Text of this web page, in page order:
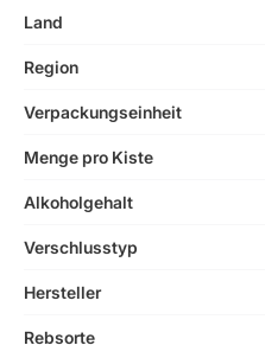
Land
Region
Verpackungseinheit
Menge pro Kiste
Alkoholgehalt
Verschlusstyp
Hersteller
Rebsorte